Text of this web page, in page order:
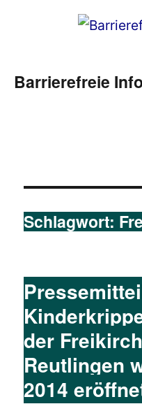
Barrierefreie
Schlagwort:
der
Reutlingen
2014